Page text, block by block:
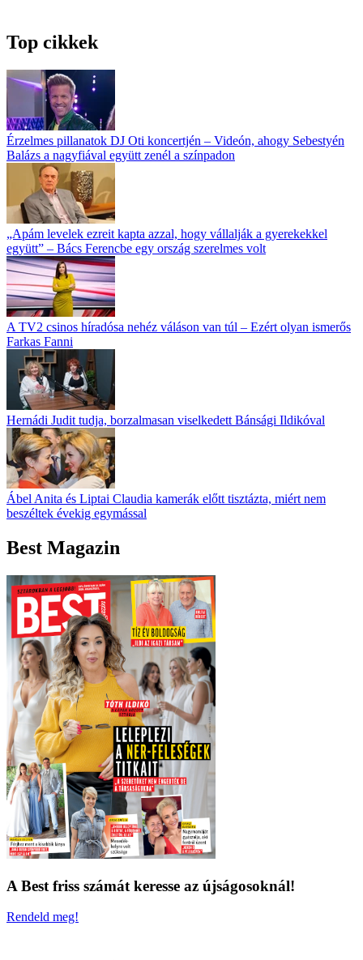
Top cikkek
Érzelmes pillanatok DJ Oti koncertjén – Videón, ahogy Sebestyén
Balázs a nagyfiával együtt zenél a színpadon
„Apám levelek ezreit kapta azzal, hogy vállalják a gyerekekkel
együtt” – Bács Ferencbe egy ország szerelmes volt
A TV2 csinos híradósa nehéz váláson van túl – Ezért olyan ismerős
Farkas Fanni
Hernádi Judit tudja, borzalmasan viselkedett Bánsági Ildikóval
Ábel Anita és Liptai Claudia kamerák előtt tisztázta, miért nem
beszéltek évekig egymással
Best Magazin
A Best friss számát keresse az újságosoknál!
Rendeld meg!